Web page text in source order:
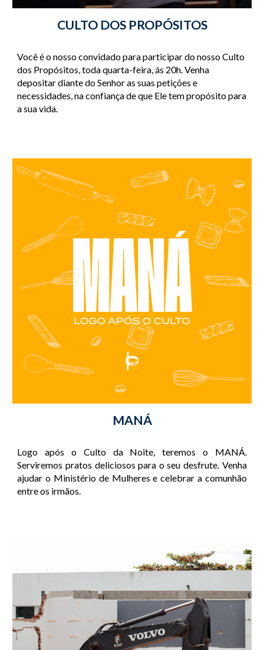
CULTO DOS PROPÓSITOS
Você é o nosso convidado para participar do nosso Culto
dos Propósitos, toda quarta-feira, ás 20h. Venha
depositar diante do Senhor as suas petições e
necessidades, na confiança de que Ele tem propósito para
a sua vida.
MANÁ
Logo após o Culto da Noite, teremos o MANÁ.
Serviremos pratos deliciosos para o seu desfrute. Venha
ajudar o Ministério de Mulheres e celebrar a comunhão
entre os irmãos.